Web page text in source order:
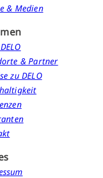
& Medien
& Partner
zu DELO